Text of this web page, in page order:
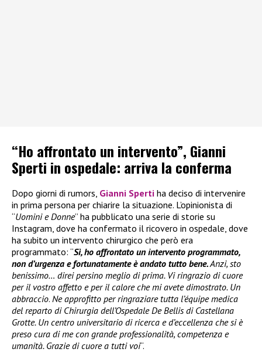
“Ho affrontato un intervento”, Gianni
Sperti in ospedale: arriva la conferma
Dopo giorni di rumors, Gianni Sperti ha deciso di intervenire
in prima persona per chiarire la situazione. L’opinionista di
“Uomini e Donne” ha pubblicato una serie di storie su
Instagram, dove ha confermato il ricovero in ospedale, dove
ha subito un intervento chirurgico che però era
programmato: “Sì, ho affrontato un intervento programmato,
non d’urgenza e fortunatamente è andato tutto bene.Anzi, sto
benissimo… direi persino meglio di prima. Vi ringrazio di cuore
per il vostro affetto e per il calore che mi avete dimostrato. Un
abbraccio. Ne approfitto per ringraziare tutta l’équipe medica
del reparto di Chirurgia dell’Ospedale De Bellis di Castellana
Grotte. Un centro universitario di ricerca e d’eccellenza che si è
preso cura di me con grande professionalità, competenza e
umanità. Grazie di cuore a tutti voi“.